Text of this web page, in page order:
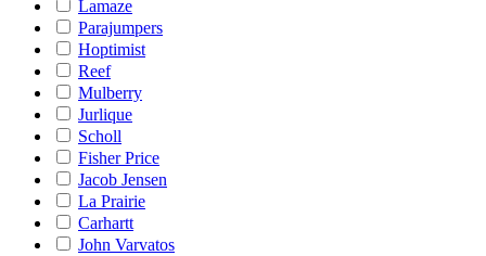
Lamaze
Parajumpers
Hoptimist
Reef
Mulberry
Jurlique
Scholl
Fisher Price
Jacob Jensen
La Prairie
Carhartt
John Varvatos